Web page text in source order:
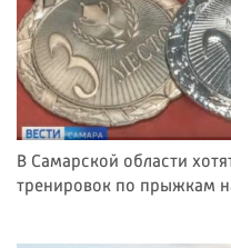
В Самарской области
тренировок по прыжкам